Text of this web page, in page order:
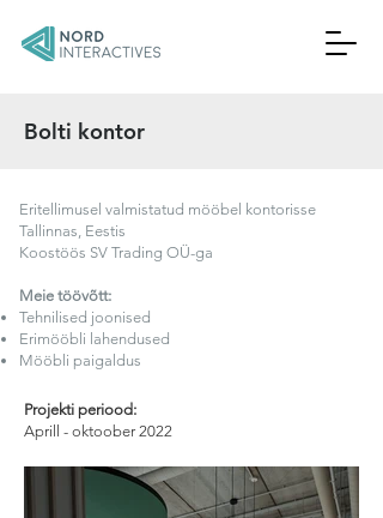
Bolti kontor
Eritellimusel valmistatud mööbel kontorisse
Tallinnas, Eestis
Koostöös SV Trading OÜ-ga
Meie töövõtt:
Tehnilised joonised
Erimööbli lahendused
Mööbli paigaldus
Projekti periood:
Aprill - oktoober 2022